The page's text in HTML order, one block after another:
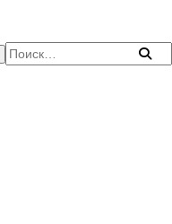
Поиск по сайту